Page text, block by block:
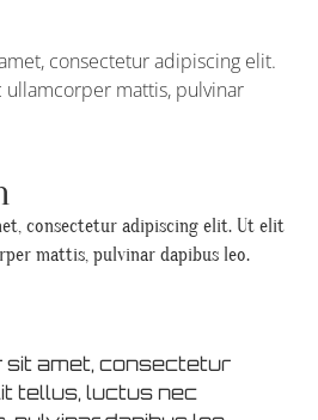
consectetur adipiscing elit.
ullamcorper mattis, pulvinar
consectetur adipiscing elit. Ut elit
mattis, pulvinar dapibus leo.
sit amet, consectetur
tellus, luctus nec